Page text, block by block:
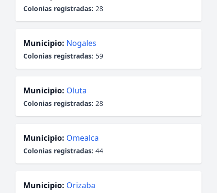
Colonias registradas: 28
Municipio: Nogales
Colonias registradas: 59
Municipio: Oluta
Colonias registradas: 28
Municipio: Omealca
Colonias registradas: 44
Municipio: Orizaba